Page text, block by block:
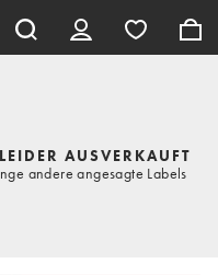
AUSVERKAUFT
andere angesagte Labels